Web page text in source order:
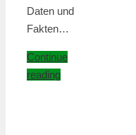
Daten und
Fakten…
Continue
reading